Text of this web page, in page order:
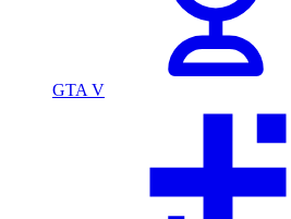
GTA V